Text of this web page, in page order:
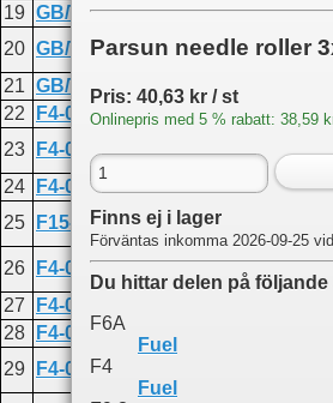
19 GB/T93-6
Spring washer
20 GB/T97.1-6 Washer 6
21 GB/T5783-M6X30
Bolt M6x30
22
F4-05000008
PIPE, FUEL
23
F4-05000300
24 F4-05000007
Hose C
25
F15-05000011 Three way
26 F4-05000200 Fuel fitting
27 F4-05000006
28
F4-05000100
29
F4-05000010
Parsun needle roller
Pris: 40,63 kr / st
Onlinepris med 5 % rabatt: 38,59
Finns ej i lager
Förväntas inkomma 2026-09-25
Du hittar delen på
F6A
Fuel
F4
Fuel